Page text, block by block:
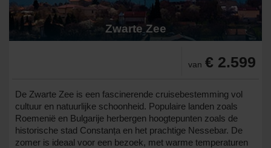
Zwarte Zee
van € 2.599
De Zwarte Zee is een fascinerende cruisebestemming vol
cultuur en natuurlijke schoonheid. Populaire landen zoals
Roemenië en Bulgarije herbergen hoogtepunten zoals de
historische stad Constanța en het prachtige Nessebar. De
zomer is ideaal voor een bezoek, met warme temperaturen